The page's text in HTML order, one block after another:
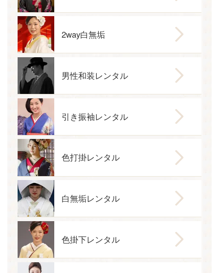
2way白無垢
男性和装レンタル
引き振袖レンタル
色打掛レンタル
白無垢レンタル
色掛下レンタル